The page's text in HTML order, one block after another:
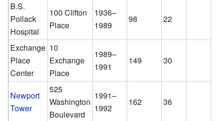
B.S.
Pollack
Hospital
100 Clifton
Place
1936–
1989
98 22
Exchange
Place
Center
10
Exchange
Place
1989–
1991
149 30
Newport
Tower
525
Washington
Boulevard
1991–
1992
162 36